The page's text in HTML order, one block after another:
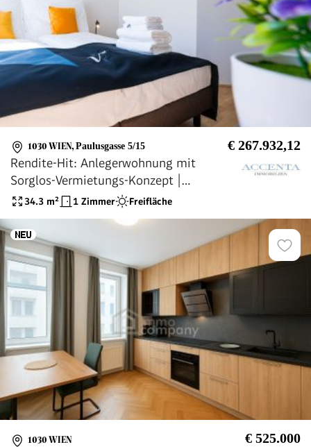
1030 WIEN, Paulusgasse 5/15 € 267.932,12
Rendite-Hit: Anlegerwohnung mit
Sorglos-Vermietungs-Konzept |
paulus5.at
34.3 m² 1 Zimmer Freifläche
1030 WIEN € 525.000